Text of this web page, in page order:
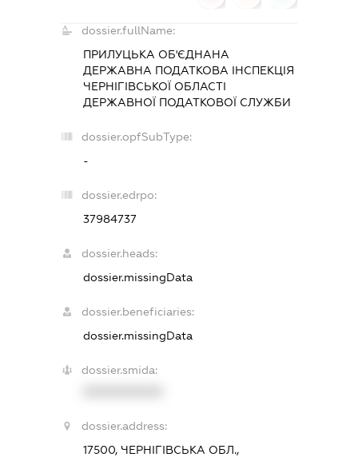
dossier.fullName:
ПРИЛУЦЬКА ОБ'ЄДНАНА
ДЕРЖАВНА ПОДАТКОВА ІНСПЕКЦІЯ
ЧЕРНІГІВСЬКОЇ ОБЛАСТІ
ДЕРЖАВНОЇ ПОДАТКОВОЇ СЛУЖБИ
dossier.opfSubType:
-
dossier.edrpo:
37984737
dossier.heads:
dossier.missingData
dossier.beneficiaries:
dossier.missingData
dossier.smida:
dossier.address:
17500, ЧЕРНІГІВСЬКА ОБЛ.,